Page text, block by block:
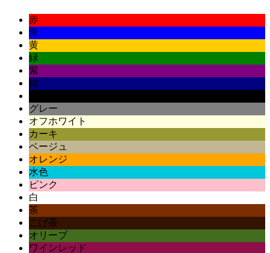
赤
青
黄
緑
紫
紺
グレー
オフホワイト
カーキ
ベージュ
オレンジ
水色
ピンク
白
茶
こげ茶
オリーブ
ワインレッド